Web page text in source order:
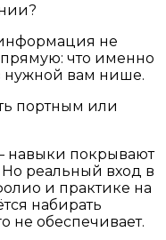
не
что именно
нужной вам нише.
портным или
навыки покрывают
реальный вход в
и практике на
набирать
не обеспечивает.